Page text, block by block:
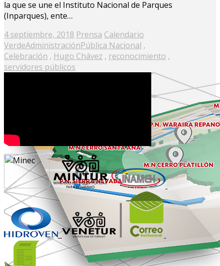
la que se une el Instituto Nacional de Parques
(Inparques), ente…
Posted
on
4 septiembre, 2018 Prensa Calendario
VerdeAdministraciónPública Nacional ,
Celebración , Hugo Chávez , reconocimiento ,
servidores públicos